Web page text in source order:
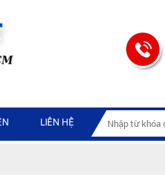
LIÊN HỆ